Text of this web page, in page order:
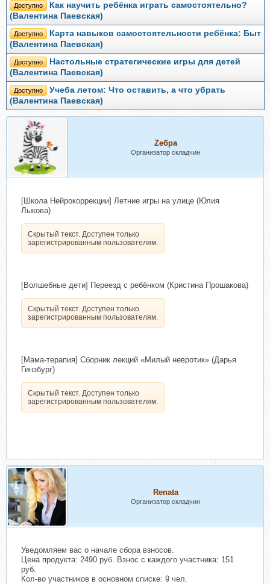
Доступно
Как научить ребёнка играть самостоятельно?
(Валентина Паевская)
Доступно
Карта навыков самостоятельности ребёнка: Быт
(Валентина Паевская)
Доступно
Настольные стратегические игры для детей
(Валентина Паевская)
Доступно
Учеба летом: Что оставить, а что убрать
(Валентина Паевская)
Zебра
Организатор складчин
[Школа Нейрокоррекции] Летние игры на улице (Юлия
Лыкова)
Скрытый текст. Доступен только
зарегистрированным пользователям.
[Волшебные дети] Переезд с ребёнком (Кристина Прошакова)
Скрытый текст. Доступен только
зарегистрированным пользователям.
[Мама-терапия] Сборник лекций «Милый невротик» (Дарья
Гинзбург)
Скрытый текст. Доступен только
зарегистрированным пользователям.
Renata
Организатор складчин
Уведомляем вас о начале сбора взносов.
Цена продукта: 2490 руб. Взнос с каждого участника: 151
руб.
Кол-во участников в основном списке: 9 чел.